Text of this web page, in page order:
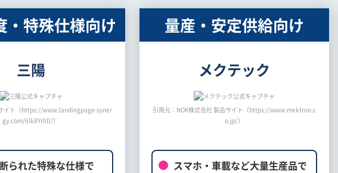
・特殊仕様向け
三陽
イト（https://www.landingpage-syner
gy.com/6Ik8Yr0D/）
られた特殊な仕様で
量産・安定供給向け
メクテック
引用元：NOK株式会社 製品サイト（https://www.mektron.c
o.jp/）
スマホ・車載など大量生産品で